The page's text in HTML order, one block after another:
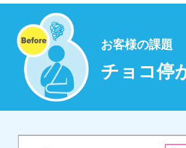
お客様の課題
チョコ停